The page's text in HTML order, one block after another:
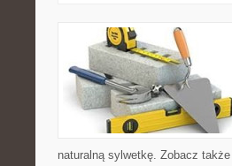
naturalną sylwetkę. Zobacz